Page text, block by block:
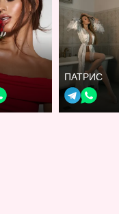
ПАТРИС